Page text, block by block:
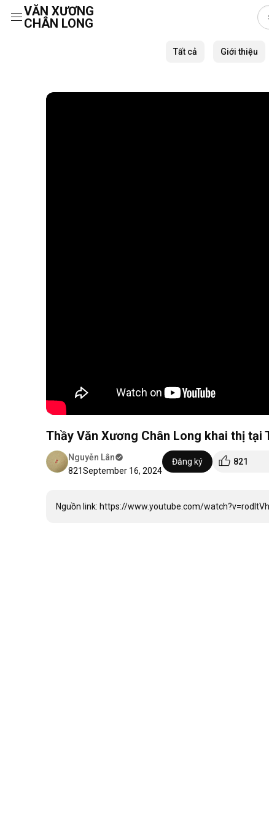
VĂN XƯƠNG
CHÂN LONG
Tất cả Giới thiệu
Thầy Văn Xương Chân Long khai thị
Nguyễn Lân
821September 16, 2024
Đăng ký 821
Nguồn link: https://www.youtube.com/